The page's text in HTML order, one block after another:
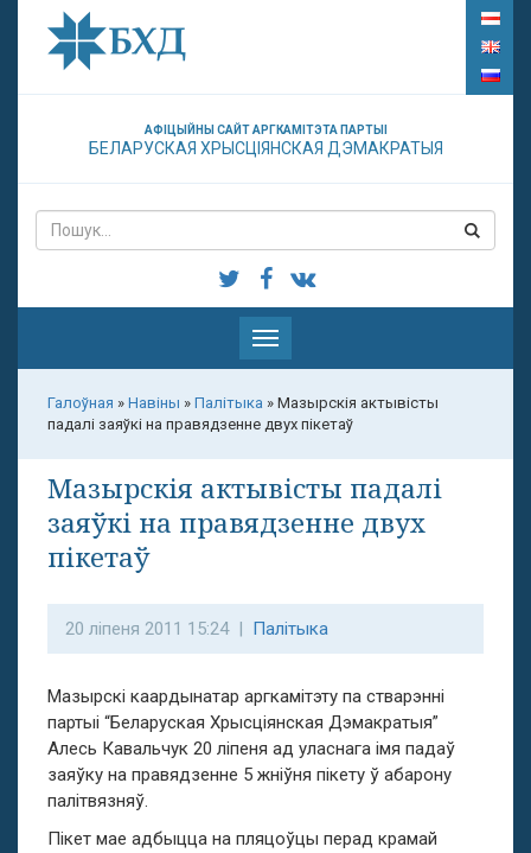
АФІЦЫЙНЫ САЙТ АРГКАМІТЭТА ПАРТЫІ
БЕЛАРУСКАЯ ХРЫСЦІЯНСКАЯ ДЭМАКРАТЫЯ
Паказаць
меню
Галоўная » Навіны » Палітыка » Мазырскія актывісты
падалі заяўкі на правядзенне двух пікетаў
Мазырскія актывісты падалі
заяўкі на правядзенне двух
пікетаў
20 ліпеня 2011 15:24 | Палітыка
Мазырскі каардынатар аргкамітэту па стварэнні
партыі “Беларуская Хрысціянская Дэмакратыя”
Алесь Кавальчук 20 ліпеня ад уласнага імя падаў
заяўку на правядзенне 5 жніўня пікету ў абарону
палітвязняў.
Пікет мае адбыцца на пляцоўцы перад крамай